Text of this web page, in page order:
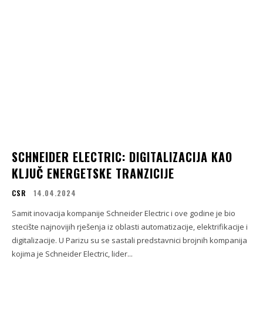
SCHNEIDER ELECTRIC: DIGITALIZACIJA KAO
KLJUČ ENERGETSKE TRANZICIJE
CSR 14.04.2024
Samit inovacija kompanije Schneider Electric i ove godine je bio
stecište najnovijih rješenja iz oblasti automatizacije, elektrifikacije i
digitalizacije. U Parizu su se sastali predstavnici brojnih kompanija
kojima je Schneider Electric, lider...